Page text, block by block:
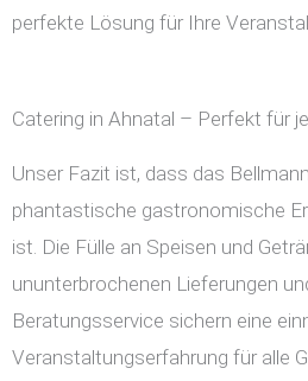
perfekte Lösung für Ihre
Catering in Ahnatal – Perfekt für
Unser Fazit ist, dass das
phantastische gastronomische
ist. Die Fülle an Speisen und
ununterbrochenen Lieferungen
Beratungsservice sichern eine
Veranstaltungserfahrung für alle